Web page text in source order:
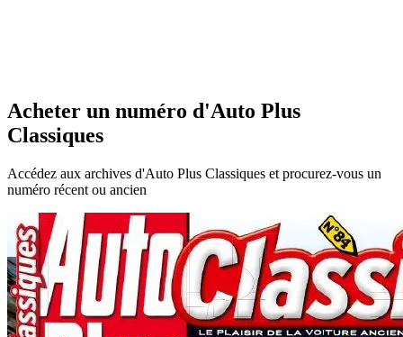
Acheter un numéro d'Auto Plus
Classiques
Accédez aux archives d'Auto Plus Classiques et procurez-vous un
numéro récent ou ancien